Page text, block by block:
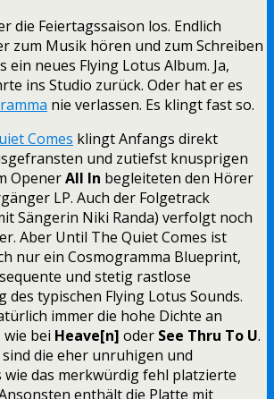
die Feiertagssaison los. Endlich
zum Musik hören und zum Schreiben
ein neues Flying Lotus Album. Ja,
ins Studio zurück. Oder hat er es
nie verlassen. Es klingt fast so.
Comes klingt Anfangs direkt
und zutiefst knusprigen
OpenerAll In begleiteten den Hörer
LP. Auch der Folgetrack
Sängerin Niki Randa) verfolgt noch
Aber Until The Quiet Comes ist
nur ein Cosmogramma Blueprint,
und stetig rastlose
des typischen Flying Lotus Sounds.
immer die hohe Dichte an
bei Heave[n] oder See Thru To U.
die eher unruhigen und
das merkwürdig fehl platzierte
enthält die Platte mit